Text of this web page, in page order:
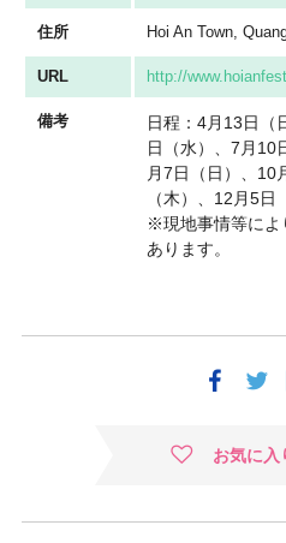
住所 Hoi An Town,
URL http://
備考
日程：4月13日（
日（水）、7月10
月7日（日）、10
（木）、12月5日
※現地事情等によ
あります。
お気に入